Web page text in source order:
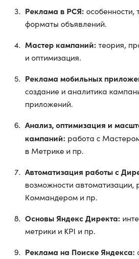
Реклама в РСЯ: особенности,
форматы объявлений.
Мастер кампаний: теория,
и оптимизация.
Реклама мобильных
создание и аналитика
приложений.
Анализ, оптимизация и
кампаний: работа с
в Метрике и пр.
Автоматизация работы с
возможности автоматизации,
Коммандером и пр.
Основы Яндекс Директа:
метрики и KPI и пр.
Реклама на Поиске Яндекса: